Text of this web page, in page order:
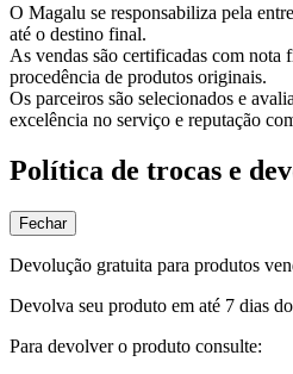
O Magalu se responsabiliza pela
até o destino final.
As vendas são certificadas com nota
procedência de produtos originais.
Os parceiros são selecionados e
excelência no serviço e reputação
Política de trocas e
Fechar
Devolução gratuita para produtos
Devolva seu produto em até 7 dias
Para devolver o produto consulte: